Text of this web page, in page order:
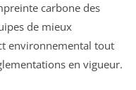
carbone des
de mieux
environnemental tout
en vigueur.